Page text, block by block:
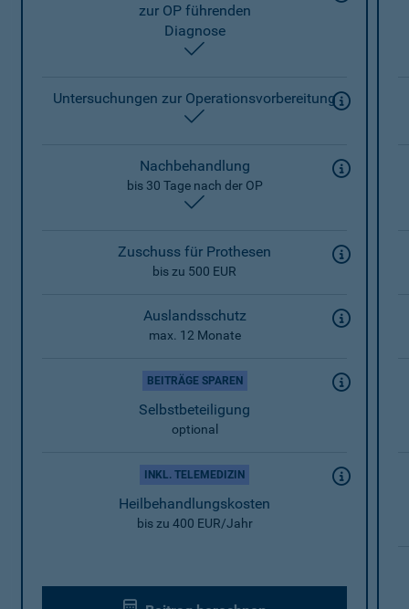
zur OP führenden
Diagnose
Untersuchungen zur Operationsvorbereitung
Nachbehandlung
bis 30 Tage nach der OP
Zuschuss für Prothesen
bis zu 500 EUR
Auslandsschutz
max. 12 Monate
BEITRÄGE SPAREN
Selbstbeteiligung
optional
INKL. TELEMEDIZIN
Heilbehandlungskosten
bis zu 400 EUR/Jahr